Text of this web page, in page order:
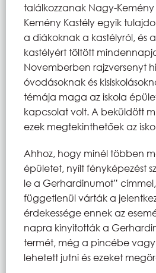
találkozzanak Nagy-
Kemény Kastély egyik
a diákoknak a kastélyról, és
kastélyért töltött
Novemberben rajzversenyt
óvodásoknak és
témája maga az iskola
kapcsolat volt. A beküldött
ezek megtekinthetőek az
Ahhoz, hogy minél többen
épületet, nyílt fényképezést
le a Gerhardinumot”
függetlenül várták a
érdekessége ennek az
napra kinyitották a
termét, még a pincébe
lehetett jutni és ezeket